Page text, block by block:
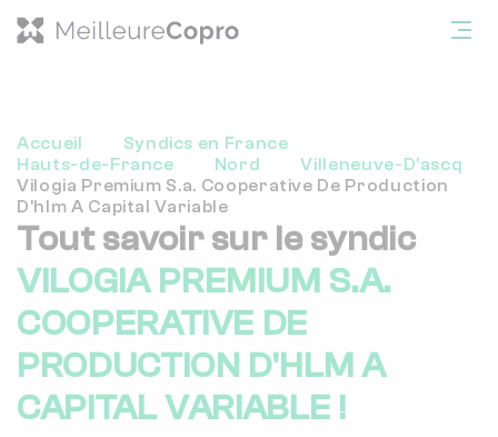
Accueil
Syndics en France
Hauts-de-France
Nord
Villeneuve-D'ascq
Vilogia Premium S.a. Cooperative De Production
D'hlm A Capital Variable
Tout savoir sur le syndic
VILOGIA PREMIUM S.A.
COOPERATIVE DE
PRODUCTION D'HLM A
CAPITAL VARIABLE !